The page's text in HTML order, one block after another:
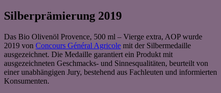
Silberprämierung 2019
Das Bio Olivenöl Provence, 500 ml – Vierge extra, AOP wurde
2019 von Concours Général Agricole mit der Silbermedaille
ausgezeichnet. Die Medaille garantiert ein Produkt mit
ausgezeichneten Geschmacks- und Sinnesqualitäten, beurteilt von
einer unabhängigen Jury, bestehend aus Fachleuten und informierten
Konsumenten.